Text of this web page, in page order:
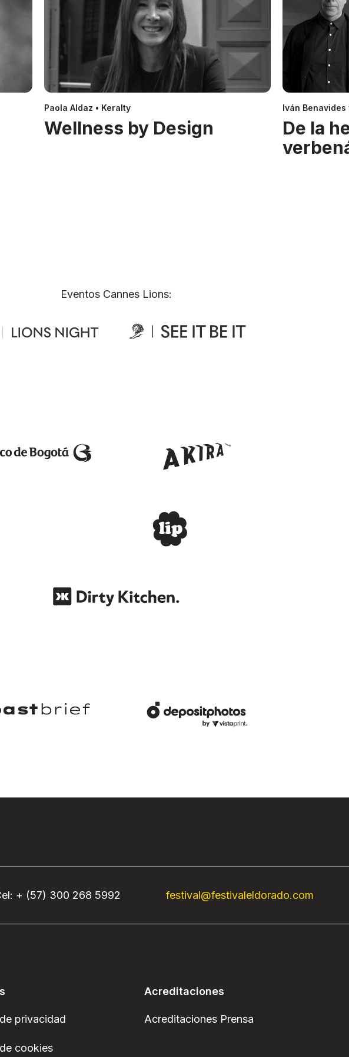
Paola Aldaz • Keralty
Wellness by Design
Iván
De la
Eventos Cannes Lions:
+ (57) 300 268 5992 festival@festivaleldorado.com
privacidad
cookies
Acreditaciones
Acreditaciones Prensa